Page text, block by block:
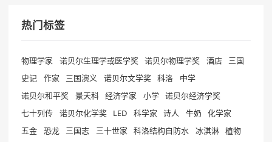
热门标签
物理学家 诺贝尔生理学或医学奖 诺贝尔物理学奖 酒店
三国
史记
作家 三国演义 诺贝尔文学奖 科洛
中学
诺贝尔和平奖
景天科 经济学家 小学 诺贝尔经济学奖
七十列传
诺贝尔化学奖 LED 科学家 诗人 牛奶
化学家
五金
恐龙 三国志 三十世家 科洛结构自防水 冰淇淋 植物